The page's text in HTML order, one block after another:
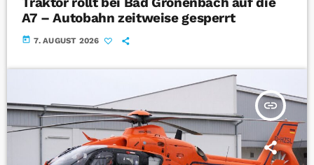
A7 – Autobahn zeitweise gesperrt
today 7. AUGUST 2026
insert_link